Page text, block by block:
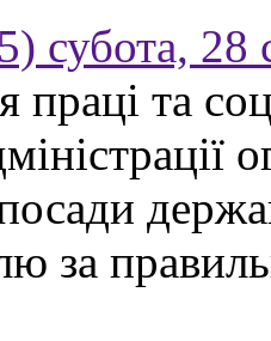
субота, 28
праці та
за